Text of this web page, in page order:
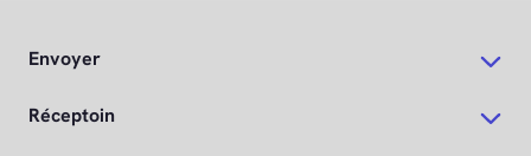
Envoyer
Réceptoin